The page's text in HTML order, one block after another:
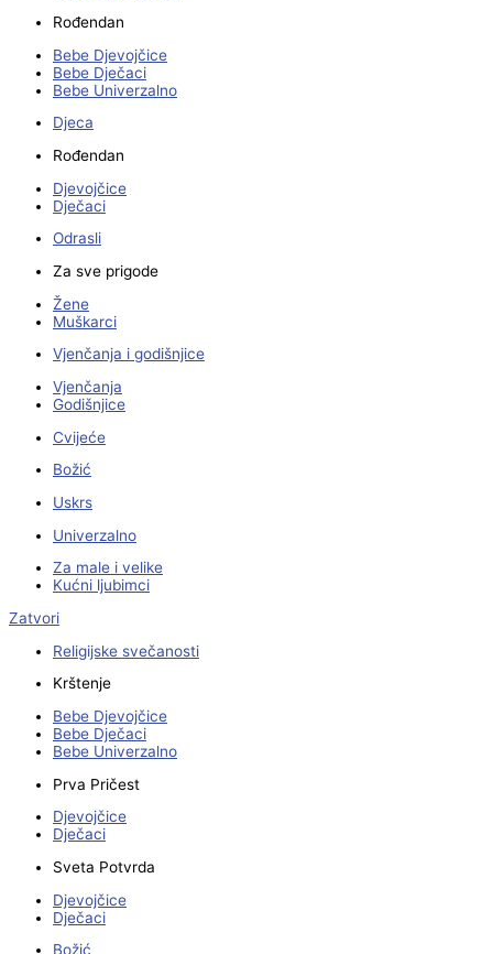
Rođendan
Bebe Djevojčice
Bebe Dječaci
Bebe Univerzalno
Djeca
Rođendan
Djevojčice
Dječaci
Odrasli
Za sve prigode
Žene
Muškarci
Vjenčanja i godišnjice
Vjenčanja
Godišnjice
Cvijeće
Božić
Uskrs
Univerzalno
Za male i velike
Kućni ljubimci
Zatvori
Religijske svečanosti
Krštenje
Bebe Djevojčice
Bebe Dječaci
Bebe Univerzalno
Prva Pričest
Djevojčice
Dječaci
Sveta Potvrda
Djevojčice
Dječaci
Božić